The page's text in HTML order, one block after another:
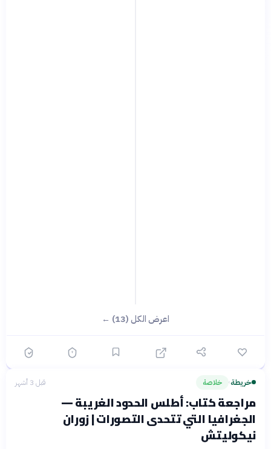
اعرض الكل (13) ←
خريطة› خلاصة قبل 3 أشهر
مراجعة كتاب: أطلس الحدود الغريبة —
الجغرافيا التي تتحدى التصورات | زوران
نيكوليتش